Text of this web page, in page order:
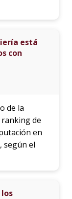
está
con
de la
de
en
según el